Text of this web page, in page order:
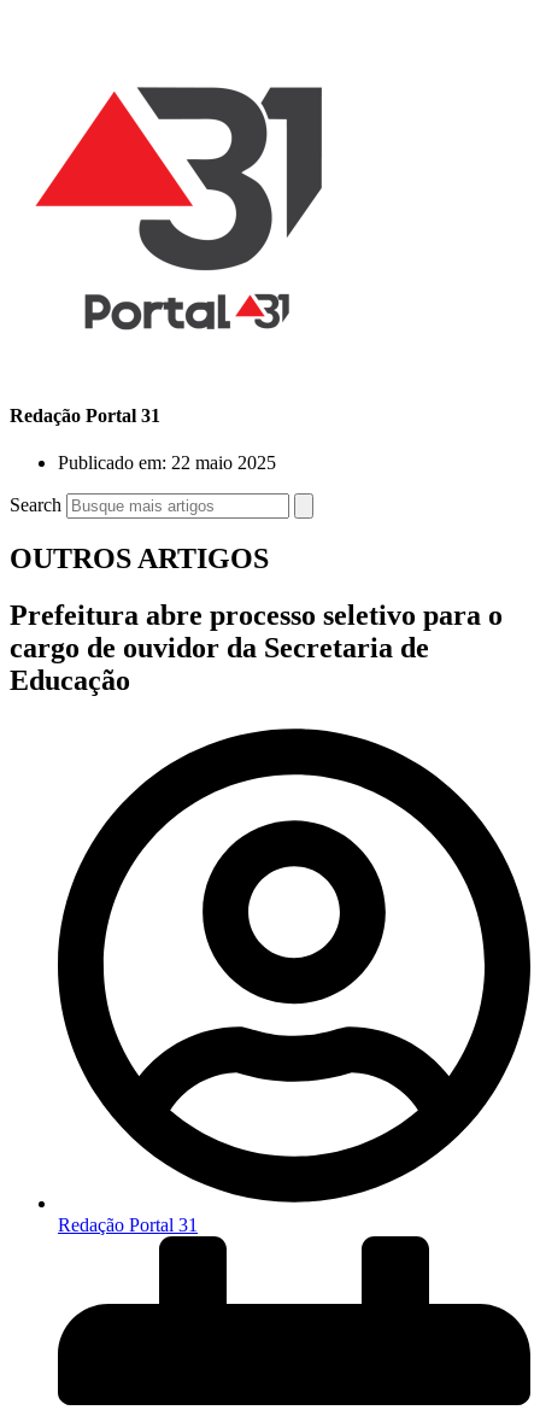
Redação Portal 31
Publicado em: 22 maio 2025
Search
OUTROS ARTIGOS
Prefeitura abre processo seletivo para o
cargo de ouvidor da Secretaria de
Educação
Redação Portal 31